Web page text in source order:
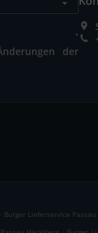
.
der
. Burger Lieferservice
.